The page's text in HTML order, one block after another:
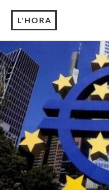
L'HORA